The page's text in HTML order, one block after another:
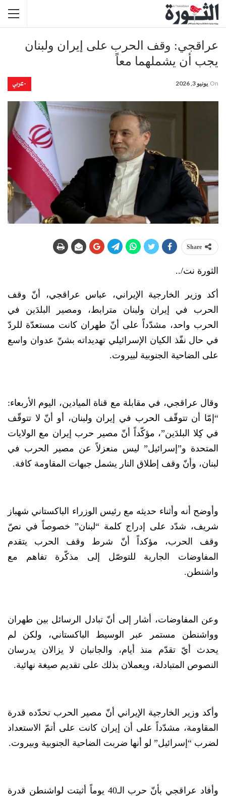
عراقجي: وقف الحرب على إيران ولبنان
يجب أن يشملهما معاً
-عربي On يونيو 3, 2026
Share
الثورة نت/..
أكد وزير الخارجية الإيراني، عباس عراقجي، أنّ وقف
الحرب في إيران ولبنان مترابط، ومصير البلدَين في
الحرب واحد، مشدّداً على أنّ طهران كانت مستعدّة للردّ
في حال نفّذ الكيان الإسرائيلي تهديداته بشنّ عدوان واسع
على الضاحية الجنوبية لبيروت.
وقال عراقجي، في مقابلة مع قناة الميادين، اليوم الأربعاء:
“إمّا أن تتوقّف الحرب في إيران ولبنان، أو أنّ لا تتوقّف
في كِلا البلدَين”، مؤكّداً أنّ مصير حرب إيران مع الولايات
المتحدة و”إسرائيل” ليس منعزلاً عن مصير الحرب في
لبنان، وأنّ وقف إطلاق النار يشمل جبهات المقاومة كافة.
وأوضح أنه وأثناء حديثه مع رئيس الوزراء الباكستاني شهباز
شريف، شدّد على إدراج كلمة “لبنان” خصوصاً في نصّ
وقف الحرب، مؤكداً أنّ شرط وقف الحرب يتقدم
المفاوضات الجارية للتوصّل إلى مذكّرة تفاهم مع
واشنطن.
وعن المفاوضات، أشار إلى أنّ تبادل الرسائل بين طهران
وواشنطن مستمر عبر الوسيط الباكستاني، ولكن لم
يحدث أيّ تقدّم منذ أيام، والجانبان لا يزالان يدرسان
النصوص المتبادلة، ويعملان بذلك على تقديم صيغة نهائية.
وأكد وزير الخارجية الإيراني أنّ مصير الحرب تحدّده قدرة
المقاومة، مشدّداً على أن إيران كانت على أتمّ الاستعداد
لضرب “إسرائيل” لو أنها ضربت الضاحية الجنوبية وبيروت.
وأفاد عراقجي بأنّ حرب الـ40 يوماً أثبتت لواشنطن قدرة